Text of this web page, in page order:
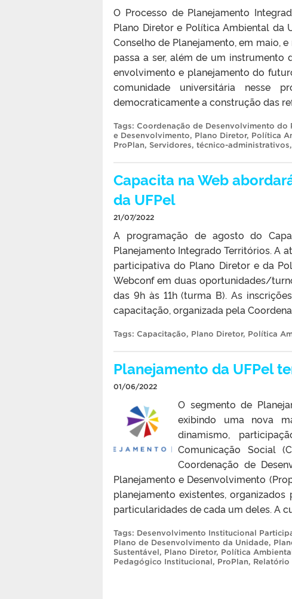
O Processo de Planejamento
Plano Diretor e Política Ambiental da
Conselho de Planejamento, em maio,
passa a ser, além de um instrumento
envolvimento e planejamento do
comunidade universitária nesse
democraticamente a construção das
Tags: Coordenação de Desenvolvimento do
e Desenvolvimento, Plano Diretor, Política
ProPlan, Servidores, técnico-administrativos,
Capacita na Web
da UFPel
21/07/2022
A programação de agosto do
Planejamento Integrado Territórios. A
participativa do Plano Diretor e da
Webconf em duas oportunidades/
das 9h às 11h (turma B). As
capacitação, organizada pela
Tags: Capacitação, Plano Diretor, Política
Planejamento da UFPel
01/06/2022
O segmento de
exibindo uma nova
dinamismo,
Comunicação Social
Coordenação de
Planejamento e Desenvolvimento
planejamento existentes,
particularidades de cada um deles. A
Tags: Desenvolvimento Institucional
Plano de Desenvolvimento da Unidade,
Sustentável, Plano Diretor, Política
Pedagógico Institucional, ProPlan, Relatório